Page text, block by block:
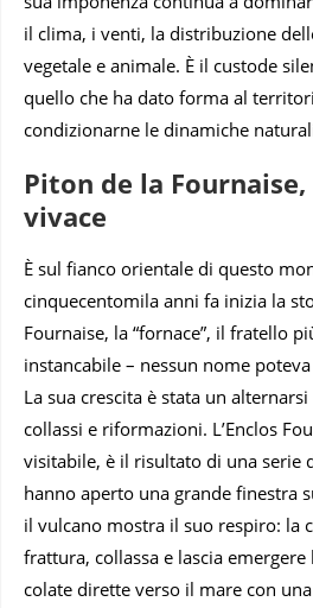
il clima, i venti, la distribuzione
vegetale e animale. È il custode
quello che ha dato forma al
condizionarne le dinamiche
Piton de la
vivace
È sul fianco orientale di questo
cinquecentomila anni fa inizia la
Fournaise, la “fornace”, il fratello
instancabile – nessun nome
La sua crescita è stata un
collassi e riformazioni. L’Enclos
visitabile, è il risultato di una serie
hanno aperto una grande finestra
il vulcano mostra il suo respiro: la
frattura, collassa e lascia
colate dirette verso il mare con